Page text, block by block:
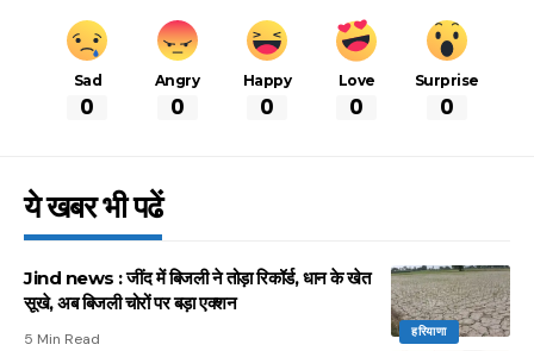
Sad
0
Angry
0
Happy
0
Love
0
Surprise
0
ये खबर भी पढें
हरियाणा
Jind news : जींद में बिजली ने तोड़ा रिकॉर्ड, धान के खेत
सूखे, अब बिजली चोरों पर बड़ा एक्शन
5 Min Read